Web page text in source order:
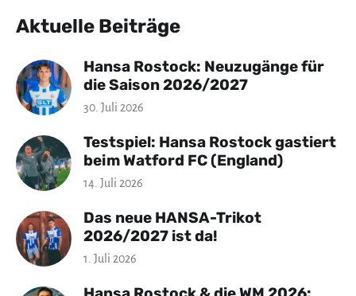
Aktuelle Beiträge
Hansa Rostock: Neuzugänge für
die Saison 2026/2027
30. Juli 2026
Testspiel: Hansa Rostock gastiert
beim Watford FC (England)
14. Juli 2026
Das neue HANSA-Trikot
2026/2027 ist da!
1. Juli 2026